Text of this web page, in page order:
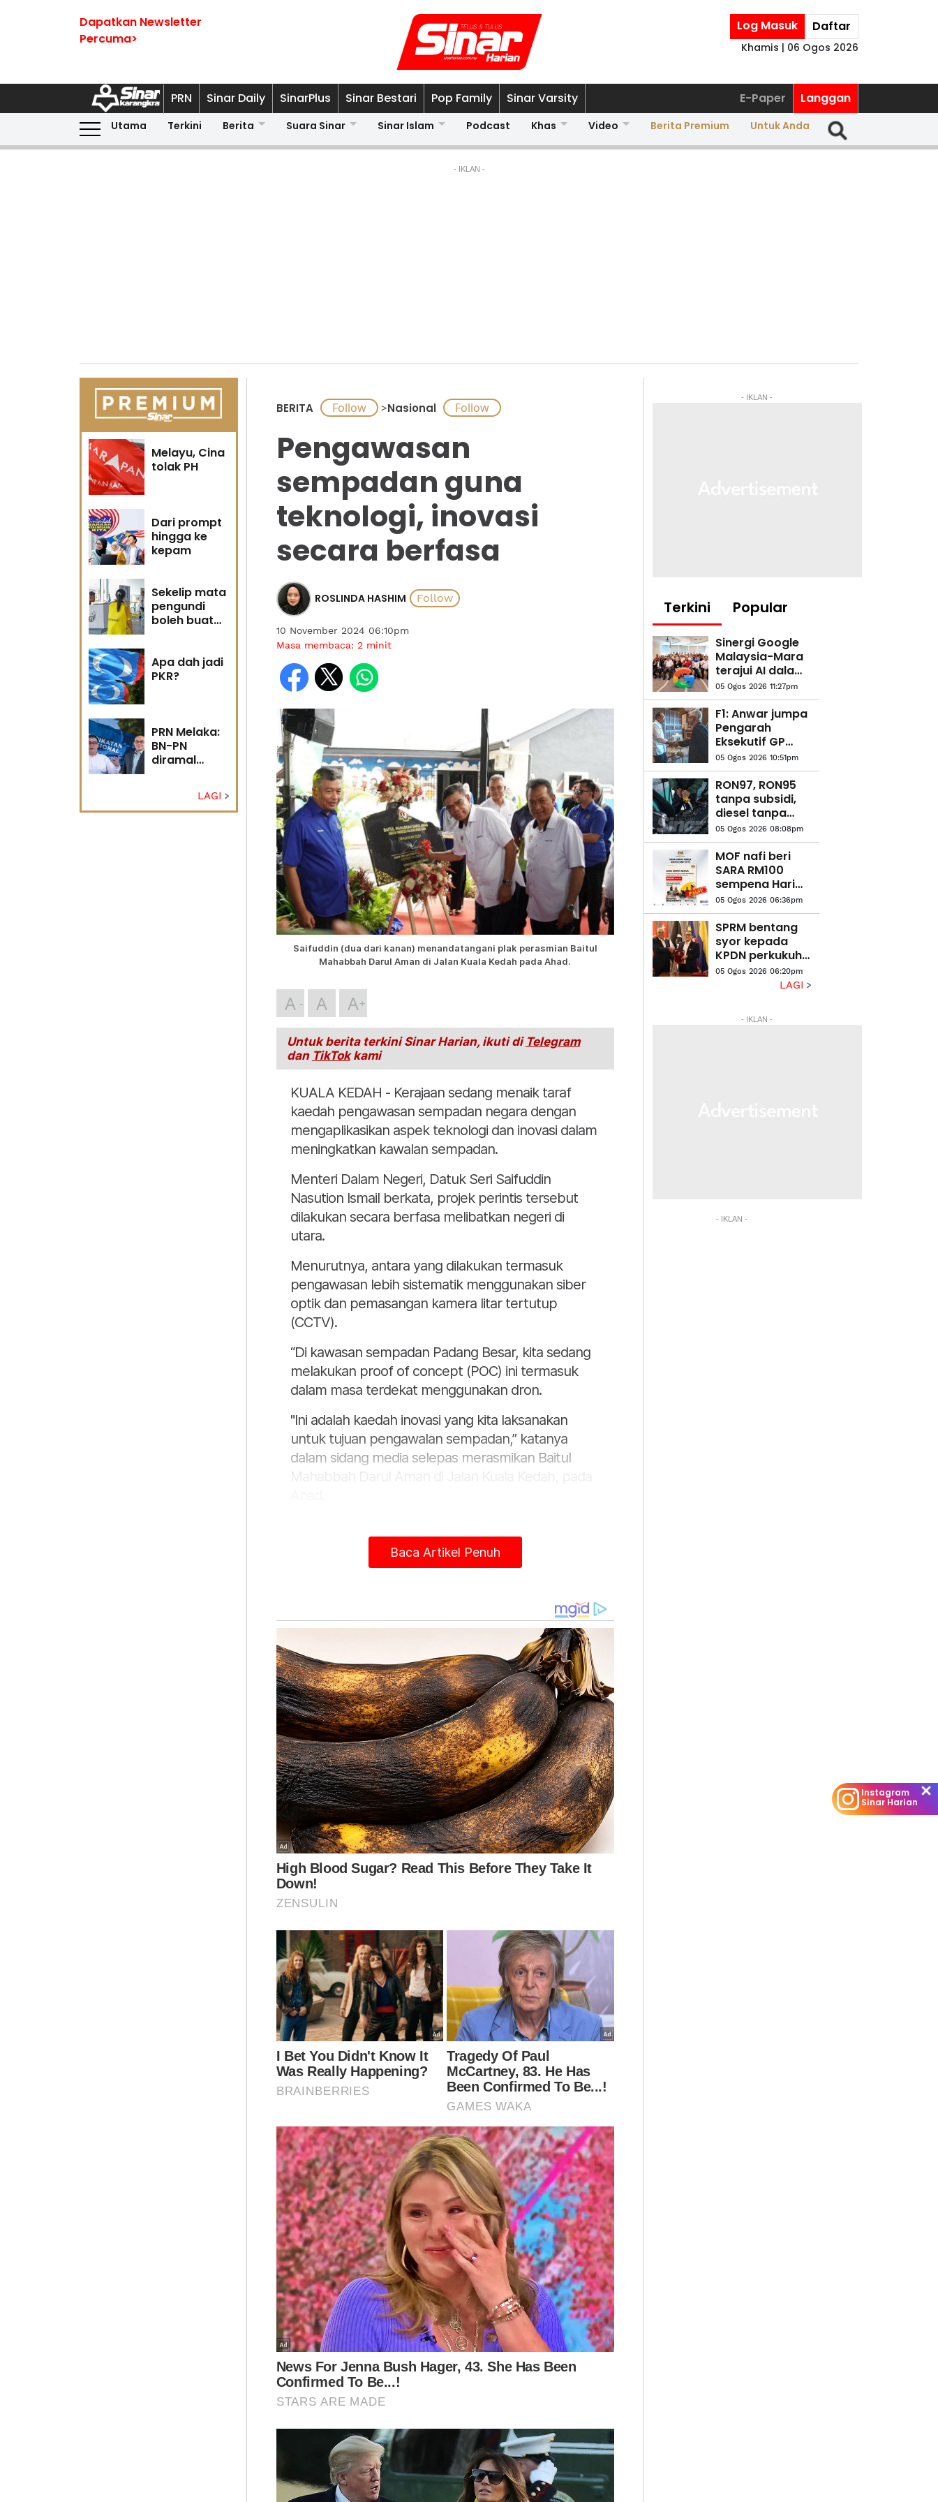
Dapatkan Newsletter
Percuma>
Log Masuk Daftar
Khamis | 06 Ogos 2026
PRN Sinar Daily SinarPlus Sinar Bestari Pop Family Sinar Varsity E-Paper Langgan
Utama Terkini Berita Suara Sinar Sinar Islam Podcast Khas Video Berita Premium Untuk Anda
- IKLAN -
Melayu, Cina
tolak PH
Dari prompt
hingga ke
kepam
Sekelip mata
pengundi
boleh buat
Apa dah jadi
PKR?
PRN Melaka:
BN-PN
diramal
kawasan
kekuatan
LAGI
BERITA >Nasional
Pengawasan
sempadan guna
teknologi, inovasi
secara berfasa
ROSLINDA HASHIM
10 November 2024 06:10pm
Masa membaca: 2 minit
Saifuddin (dua dari kanan) menandatangani plak perasmian Baitul
Mahabbah Darul Aman di Jalan Kuala Kedah pada Ahad.
A A A
Untuk berita terkini Sinar Harian, ikuti di Telegram
dan TikTokkami
KUALA KEDAH - Kerajaan sedang menaik taraf
kaedah pengawasan sempadan negara dengan
mengaplikasikan aspek teknologi dan inovasi dalam
meningkatkan kawalan sempadan.
Menteri Dalam Negeri, Datuk Seri Saifuddin
Nasution Ismail berkata, projek perintis tersebut
dilakukan secara berfasa melibatkan negeri di
utara.
Menurutnya, antara yang dilakukan termasuk
pengawasan lebih sistematik menggunakan siber
optik dan pemasangan kamera litar tertutup
(CCTV).
“Di kawasan sempadan Padang Besar, kita sedang
melakukan proof of concept (POC) ini termasuk
dalam masa terdekat menggunakan dron.
"Ini adalah kaedah inovasi yang kita laksanakan
untuk tujuan pengawalan sempadan,” katanya
dalam sidang media selepas merasmikan Baitul
Mahabbah Darul Aman di Jalan Kuala Kedah, pada
dalam menjaga isu keselamatan sempadan dan
perkara itu sentiasa dibincangkan dalam mesyuarat
dipengerusikan oleh Perdana Menteri, Datuk Seri
Anwar Ibrahim.
“Pembinaan pagar atau tembok merupakan satu
cara kawalan sempadan tetapi penggunaan
pelbagai teknologi juga antara cara yang kita
pelopori.
“Buat masa ini kita sedang menjalankan POC di
kawasan sempadan sepanjang 40 kilometer di
Padang Besar, selepas selesai fasa ini, kita teruskan
pula dengan penggunaan dron,” katanya.
Mengulas mengenai cadangan Timbalan Menteri
Besar Kelantan, Datuk Dr Mohamed Fadzli Hassan
berhubung pembinaan tembok di sepanjang
Sungai Golok dari Jeli hingga Pengkalan Kubor
sejauh 100 kilometer (km), Saifuddin berkata, ia
belum dibincangkan secara terperinci.
Artikel Berkaitan:
Pembinaan tembok sempadan di Sungai Golok masih
dalam cadangan
Isu pembinaan tembok di sempadan Kelantan-Thailand
perlu dibincang dengan MKN
“Ia masih di peringkat cadangan oleh kerajaan
negeri Kelantan.
“Saya sebagai Pengerusi Jawatankuasa
Baca Artikel Penuh
- IKLAN -
Terkini Popular
Sinergi Google
Malaysia-Mara
terajui AI dalam
ekosistem
pendidikan
05 Ogos 2026 11:27pm
F1: Anwar jumpa
Pengarah
Eksekutif GP
Singapura teliti
amalan terbaik
05 Ogos 2026 10:51pm
RON97, RON95
tanpa subsidi,
diesel tanpa
subsidi turun 5
sen
05 Ogos 2026 08:08pm
MOF nafi beri
SARA RM100
sempena Hari
Kebangsaan
05 Ogos 2026 06:36pm
SPRM bentang
syor kepada
KPDN perkukuh
pengurusan
subsidi minyak
05 Ogos 2026 06:20pm
LAGI
- IKLAN -
- IKLAN -
Instagram
Sinar Harian